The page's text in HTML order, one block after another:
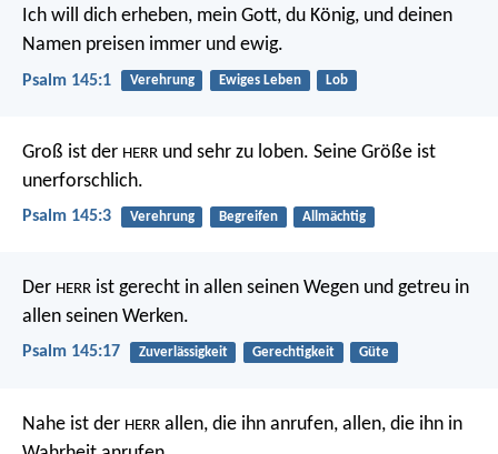
Ich will dich erheben, mein Gott, du König, und deinen
Namen preisen immer und ewig.
Psalm 145:1 Verehrung Ewiges Leben Lob
Groß ist der HERR und sehr zu loben. Seine Größe ist
unerforschlich.
Psalm 145:3 Verehrung Begreifen Allmächtig
Der HERR ist gerecht in allen seinen Wegen und getreu in
allen seinen Werken.
Psalm 145:17 Zuverlässigkeit Gerechtigkeit Güte
Nahe ist der HERR allen, die ihn anrufen, allen, die ihn in